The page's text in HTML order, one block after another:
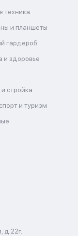
техника
и планшеты
гардероб
и здоровье
стройка
и туризм
д.22г.